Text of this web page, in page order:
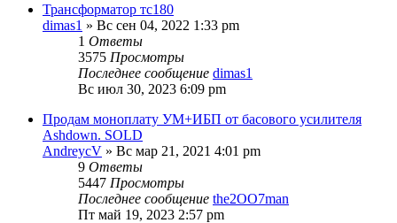
Трансформатор тс180
dimas1 » Вс сен 04, 2022 1:33 pm
1 Ответы
3575 Просмотры
Последнее сообщение dimas1
Вс июл 30, 2023 6:09 pm
Продам моноплату УМ+ИБП от басового усилителя
Ashdown. SOLD
AndreycV » Вс мар 21, 2021 4:01 pm
9 Ответы
5447 Просмотры
Последнее сообщение the2OO7man
Пт май 19, 2023 2:57 pm